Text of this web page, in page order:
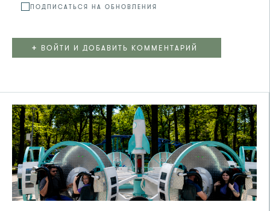
ПОДПИСАТЬСЯ НА ОБНОВЛЕНИЯ
+ ВОЙТИ И ДОБАВИТЬ КОММЕНТАРИЙ